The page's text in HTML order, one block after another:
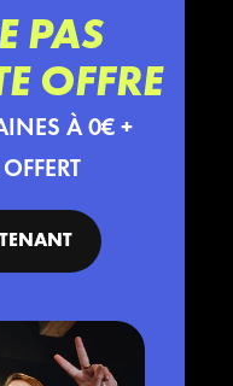
PAS
OFFRE
À 0€ +